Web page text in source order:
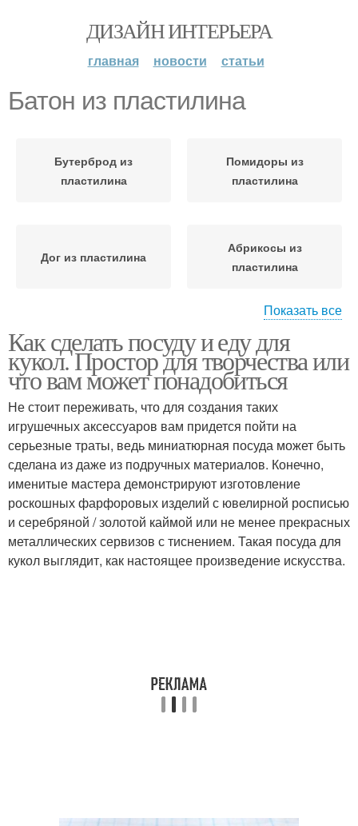
ДИЗАЙН ИНТЕРЬЕРА
главная новости статьи
Батон из пластилина
Бутерброд из
пластилина
Помидоры из
пластилина
Дог из пластилина
Абрикосы из
пластилина
Торт из пластилина Кексы из пластилина
Печение из пластилина
Показать все
Как сделать посуду и еду для
кукол. Простор для творчества или
что вам может понадобиться
Не стоит переживать, что для создания таких
игрушечных аксессуаров вам придется пойти на
серьезные траты, ведь миниатюрная посуда может быть
сделана из даже из подручных материалов. Конечно,
именитые мастера демонстрируют изготовление
роскошных фарфоровых изделий с ювелирной росписью
и серебряной / золотой каймой или не менее прекрасных
металлических сервизов с тиснением. Такая посуда для
кукол выглядит, как настоящее произведение искусства.